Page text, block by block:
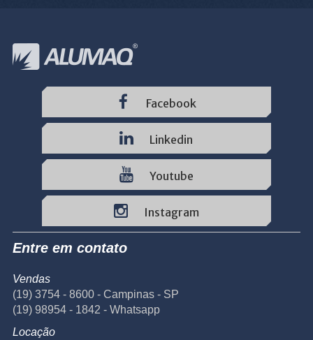
Facebook
Linkedin
Youtube
Instagram
Entre em contato
Vendas
(19) 3754 - 8600 - Campinas - SP
(19) 98954 - 1842 - Whatsapp
Locação